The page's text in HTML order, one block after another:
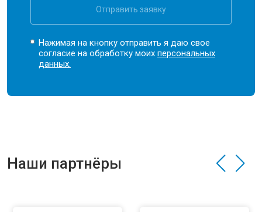
Отправить заявку
Нажимая на кнопку отправить я даю свое
согласие на обработку моихперсональных
данных.
Наши партнёры